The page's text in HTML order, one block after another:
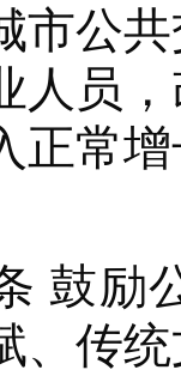
市公
人员
正常
励公
、传